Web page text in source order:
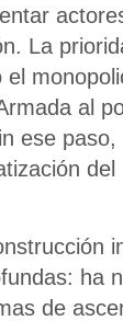
La
al
ese
ha
de